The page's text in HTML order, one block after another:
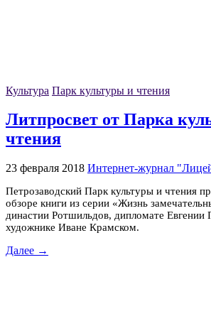
Культура Парк культуры и чтения
Литпросвет от Парка
чтения
23 февраля 2018 Интернет-журнал
Петрозаводский Парк культуры и чтения
обзоре книги из серии «Жизнь
династии Ротшильдов, дипломате Евгении
художнике Иване Крамском.
Далее →